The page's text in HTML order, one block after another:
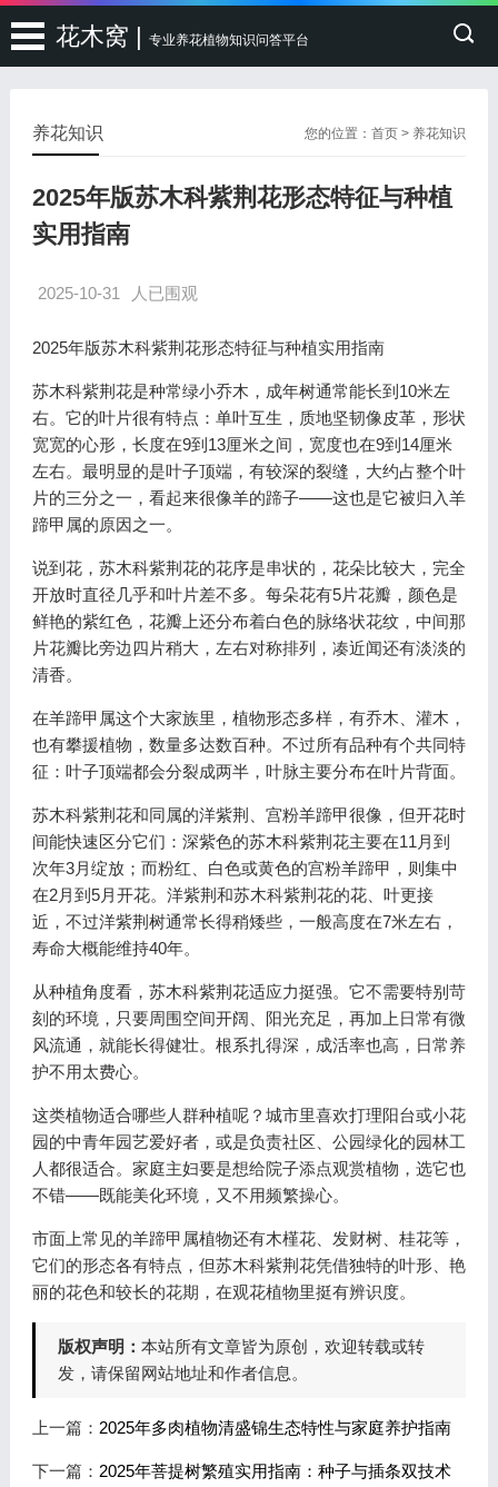
花木窝 | 专业养花植物知识问答平台
您的位置：首页 > 养花知识
养花知识
2025年版苏木科紫荆花形态特征与种植
实用指南
2025-10-31 人已围观
2025年版苏木科紫荆花形态特征与种植实用指南
苏木科紫荆花是种常绿小乔木，成年树通常能长到10米左
右。它的叶片很有特点：单叶互生，质地坚韧像皮革，形状
宽宽的心形，长度在9到13厘米之间，宽度也在9到14厘米
左右。最明显的是叶子顶端，有较深的裂缝，大约占整个叶
片的三分之一，看起来很像羊的蹄子——这也是它被归入羊
蹄甲属的原因之一。
说到花，苏木科紫荆花的花序是串状的，花朵比较大，完全
开放时直径几乎和叶片差不多。每朵花有5片花瓣，颜色是
鲜艳的紫红色，花瓣上还分布着白色的脉络状花纹，中间那
片花瓣比旁边四片稍大，左右对称排列，凑近闻还有淡淡的
清香。
在羊蹄甲属这个大家族里，植物形态多样，有乔木、灌木，
也有攀援植物，数量多达数百种。不过所有品种有个共同特
征：叶子顶端都会分裂成两半，叶脉主要分布在叶片背面。
苏木科紫荆花和同属的洋紫荆、宫粉羊蹄甲很像，但开花时
间能快速区分它们：深紫色的苏木科紫荆花主要在11月到
次年3月绽放；而粉红、白色或黄色的宫粉羊蹄甲，则集中
在2月到5月开花。洋紫荆和苏木科紫荆花的花、叶更接
近，不过洋紫荆树通常长得稍矮些，一般高度在7米左右，
寿命大概能维持40年。
从种植角度看，苏木科紫荆花适应力挺强。它不需要特别苛
刻的环境，只要周围空间开阔、阳光充足，再加上日常有微
风流通，就能长得健壮。根系扎得深，成活率也高，日常养
护不用太费心。
这类植物适合哪些人群种植呢？城市里喜欢打理阳台或小花
园的中青年园艺爱好者，或是负责社区、公园绿化的园林工
人都很适合。家庭主妇要是想给院子添点观赏植物，选它也
不错——既能美化环境，又不用频繁操心。
市面上常见的羊蹄甲属植物还有木槿花、发财树、桂花等，
它们的形态各有特点，但苏木科紫荆花凭借独特的叶形、艳
丽的花色和较长的花期，在观花植物里挺有辨识度。
版权声明： 本站所有文章皆为原创，欢迎转载或转
发，请保留网站地址和作者信息。
上一篇： 2025年多肉植物清盛锦生态特性与家庭养护指南
下一篇： 2025年菩提树繁殖实用指南：种子与插条双技术